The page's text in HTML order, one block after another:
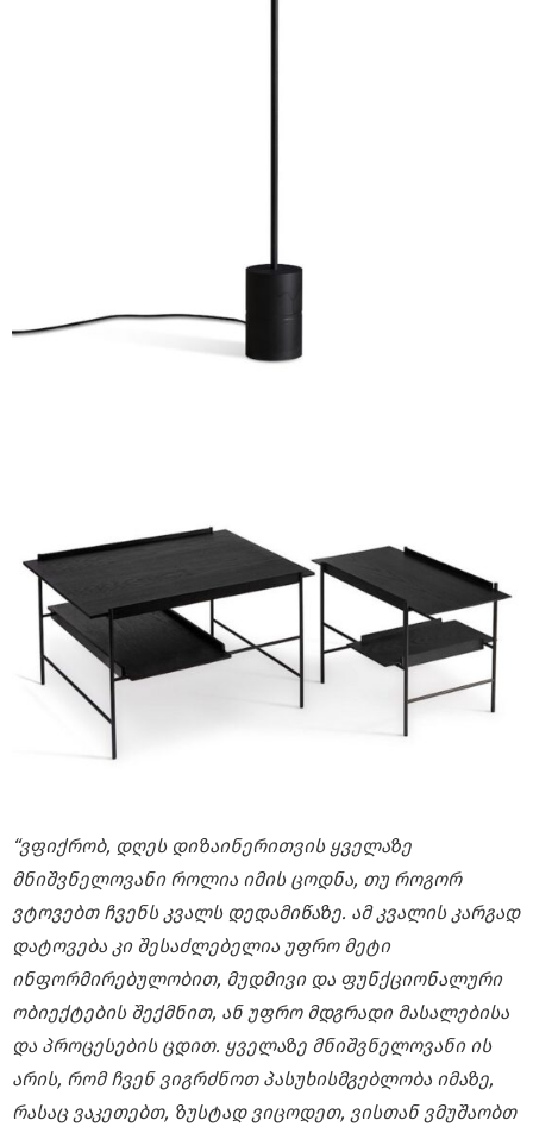
“ვფიქრობ, დღეს დიზაინერითვის ყველაზე
მნიშვნელოვანი როლია იმის ცოდნა, თუ როგორ
ვტოვებთ ჩვენს კვალს დედამიწაზე. ამ კვალის კარგად
დატოვება კი შესაძლებელია უფრო მეტი
ინფორმირებულობით, მუდმივი და ფუნქციონალური
ობიექტების შექმნით, ან უფრო მდგრადი მასალებისა
და პროცესების ცდით. ყველაზე მნიშვნელოვანი ის
არის, რომ ჩვენ ვიგრძნოთ პასუხისმგებლობა იმაზე,
რასაც ვაკეთებთ, ზუსტად ვიცოდეთ, ვისთან ვმუშაობთ